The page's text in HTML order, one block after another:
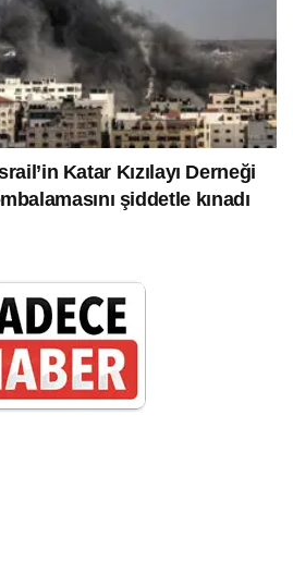
Katar Kızılayı Derneği
şiddetle kınadı